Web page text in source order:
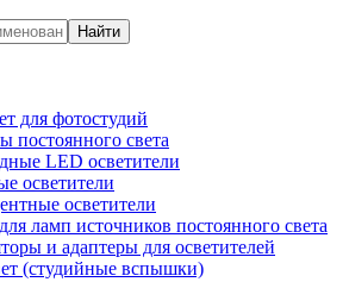
для фотостудий
постоянного света
LED осветители
осветители
осветители
ламп источников постоянного света
и адаптеры для осветителей
(студийные вспышки)